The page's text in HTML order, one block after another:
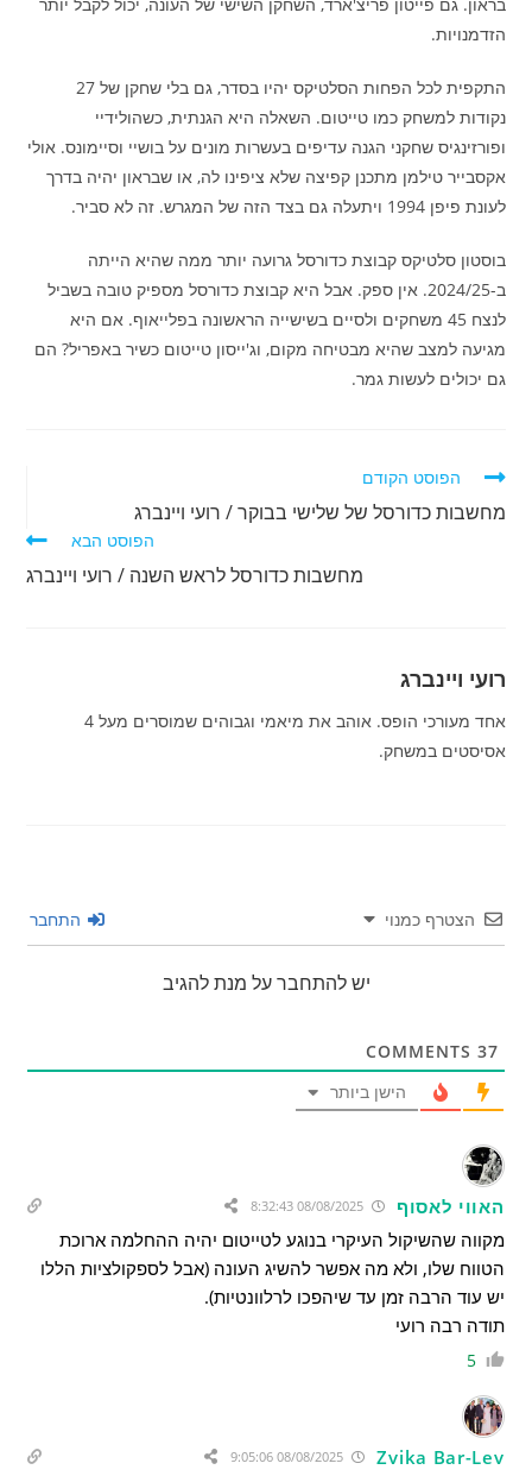
הזדמנויות.
התקפית לכל הפחות הסלטיקס יהיו בסדר, גם בלי שחקן של 27
נקודות למשחק כמו טייטום. השאלה היא הגנתית, כשהולידיי
ופורזינגיס שחקני הגנה עדיפים בעשרות מונים על בושיי וסיימונס. אולי
אקסבייר טילמן מתכנן קפיצה שלא ציפינו לה, או שבראון יהיה בדרך
לעונת פיפן 1994 ויתעלה גם בצד הזה של המגרש. זה לא סביר.
בוסטון סלטיקס קבוצת כדורסל גרועה יותר ממה שהיא הייתה
ב-2024/25. אין ספק. אבל היא קבוצת כדורסל מספיק טובה בשביל
לנצח 45 משחקים ולסיים בשישייה הראשונה בפלייאוף. אם היא
מגיעה למצב שהיא מבטיחה מקום, וג'ייסון טייטום כשיר באפריל? הם
גם יכולים לעשות גמר.
לקרוא
נוספים
הפוסט הקודם
מחשבות כדורסל של שלישי בבוקר / רועי ויינברג
הפוסט הבא
מחשבות כדורסל לראש השנה / רועי ויינברג
רועי ויינברג
אחד מעורכי הופס. אוהב את מיאמי וגבוהים שמוסרים מעל 4
אסיסטים במשחק.
הצטרף כמנוי התחבר
יש להתחבר על מנת להגיב
37
הישן ביותר
האווי לאסוף 08/08/2025 8:32:43
מקווה שהשיקול העיקרי בנוגע לטייטום יהיה ההחלמה ארוכת
הטווח שלו, ולא מה אפשר להשיג העונה (אבל לספקולציות הללו
יש עוד הרבה זמן עד שיהפכו לרלוונטיות).
תודה רבה רועי
5
Zvika Bar-Lev